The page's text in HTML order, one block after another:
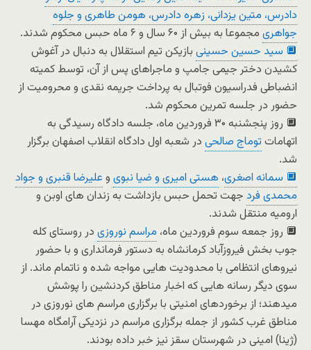
دادرس، متین یزدانی، زهره دادرس، هومن طاهری و جلوه
جواهری مجموعا به بیش از ۶۰ سال و ۶ ماه حبس محکوم شدند.
🔲 سید حسین حسینی بازیکن تیم استقلال به دنبال در آغوش
کشیدن دختر جیمی جامپ و ماجراهای پس از آن، توسط کمیته
انضباطی فدراسیون فوتبال به پرداخت جریمه نقدی و محرومیت از
حضور در جلسه تمرین محکوم شد.
🔲 روز پنجشنبه ۳۰ فروردین ماه، جلسه دادگاه رسیدگی به
اتهامات توماج صالحی در شعبه اول دادگاه انقلاب اصفهان برگزار
شد.
🔲 سمانه اصغری، هستی امیری و ضیا نبوی و علیرضا قنبری و جواد
محمدی‌ فرد جهت تحمل حبس بازداشت به زندان های اوبن و
ارومیه منتقل شدند.
🔲 روز جمعه سوم فروردین ماه، مراسم نوروزی در روستای کله
جوب بخش فیروزآباد کرمانشاه به دستور فرمانداری و با حضور
نیروهای انتظامی با محدودیت هایی مواجه شده و ناتمام ماند. از
سوی دیگر رسانه هایی که اخبار مناطق کردنشین را پوشش
میدهند؛ از برخوردهای امنیتی با برگزاری مراسم های نوروزی در
مناطق غرب کشور از جمله برگزاری مراسم در نزدیکی آرامگاه مهسا
(ژینا) امینی در شهرستان سقز نیز خبر داده بودند.